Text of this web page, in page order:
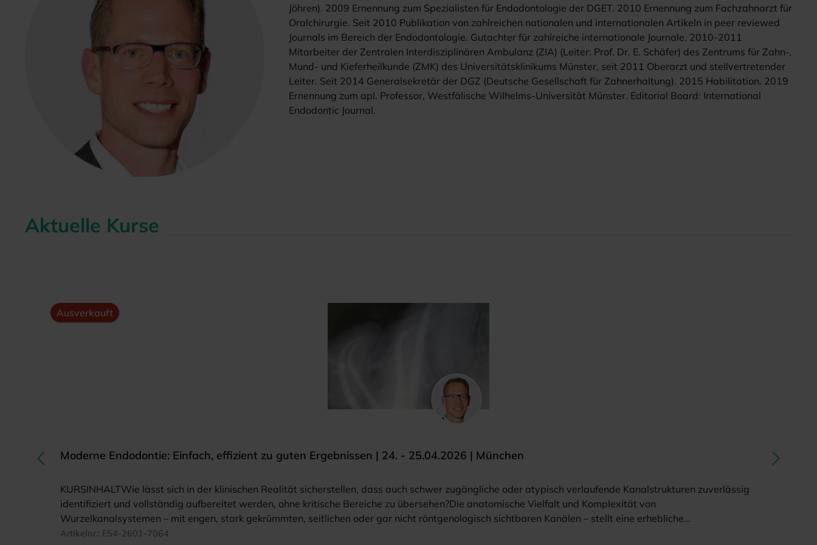
Jöhren). 2009 Ernennung zum Spezialisten für Endodontologie der DGET. 2010 Ernennung zum Fachzahnarzt für
Oralchirurgie. Seit 2010 Publikation von zahlreichen nationalen und internationalen Artikeln in peer reviewed
Journals im Bereich der Endodontologie. Gutachter für zahlreiche internationale Journale. 2010-2011
Mitarbeiter der Zentralen Interdisziplinären Ambulanz (ZIA) (Leiter: Prof. Dr. E. Schäfer) des Zentrums für Zahn-,
Mund- und Kieferheilkunde (ZMK) des Universitätsklinikums Münster, seit 2011 Oberarzt und stellvertretender
Leiter. Seit 2014 Generalsekretär der DGZ (Deutsche Gesellschaft für Zahnerhaltung). 2015 Habilitation. 2019
Ernennung zum apl. Professor, Westfälische Wilhelms-Universität Münster. Editorial Board: International
Endodontic Journal.
Aktuelle Kurse
Ausverkauft
Moderne Endodontie: Einfach, effizient zu guten Ergebnissen | 24. - 25.04.2026 | München
KURSINHALTWie lässt sich in der klinischen Realität sicherstellen, dass auch schwer zugängliche oder atypisch verlaufende Kanalstrukturen zuverlässig
identifiziert und vollständig aufbereitet werden, ohne kritische Bereiche zu übersehen?Die anatomische Vielfalt und Komplexität von
Wurzelkanalsystemen – mit engen, stark gekrümmten, seitlichen oder gar nicht röntgenologisch sichtbaren Kanälen – stellt eine erhebliche
Herausforderung in der endodontischen Behandlung dar. Eine vollständige mechanische Aufbereitung aller Kanäle ist jedoch essenziell, um pathogene
Artikelnr.: E54-2601-7064